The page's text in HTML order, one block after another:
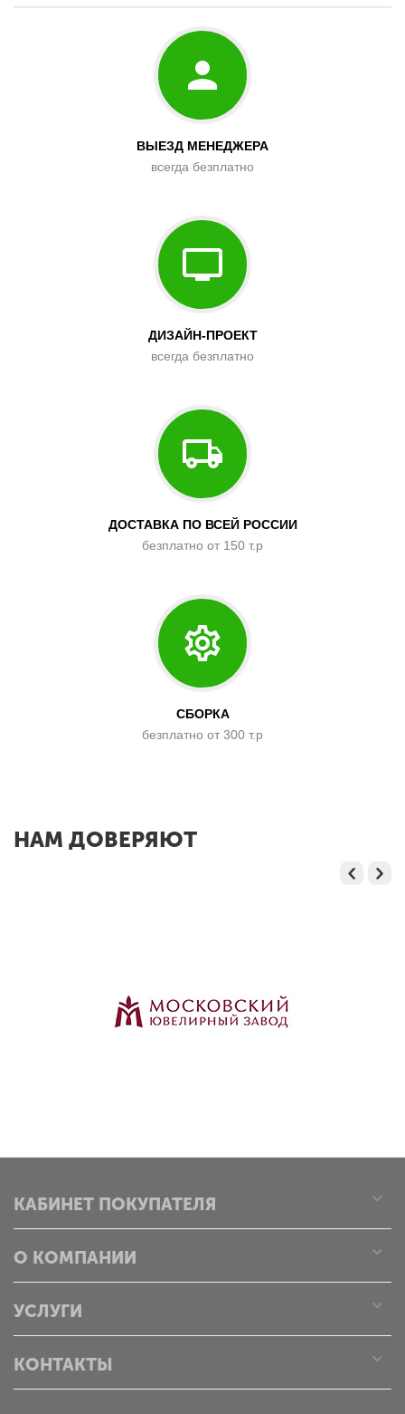
ВЫЕЗД МЕНЕДЖЕРА
всегда безплатно
ДИЗАЙН-ПРОЕКТ
всегда безплатно
ДОСТАВКА ПО ВСЕЙ РОССИИ
безплатно от 150 т.р
СБОРКА
безплатно от 300 т.р
НАМ ДОВЕРЯЮТ
КАБИНЕТ ПОКУПАТЕЛЯ
О КОМПАНИИ
УСЛУГИ
КОНТАКТЫ